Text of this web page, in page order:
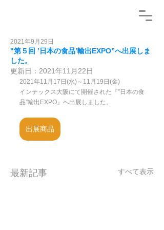
"第５回 ’日本の食品’輸出EXPO”へ出展しま
した。
2021年9月29日
更新日： 2021年11月22日
2021年11月17日(水)～11月19日(金)
インテックス大阪にて開催された『”日本の食
品”輸出EXPO』へ出展しました。
出展商品
最新記事 すべて表示